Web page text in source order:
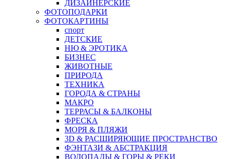
ДИЗАЙНЕРСКИЕ
ФОТОПОДАРКИ
ФОТОКАРТИНЫ
спорт
ДЕТСКИЕ
НЮ & ЭРОТИКА
БИЗНЕС
ЖИВОТНЫЕ
ПРИРОДА
ТЕХНИКА
ГОРОДА & СТРАНЫ
МАКРО
ТЕРРАСЫ & БАЛКОНЫ
ФРЕСКА
МОРЯ & ПЛЯЖИ
3D & РАСШИРЯЮЩИЕ ПРОСТРАНСТВО
ФЭНТАЗИ & АБСТРАКЦИЯ
ВОДОПАДЫ & ГОРЫ & РЕКИ